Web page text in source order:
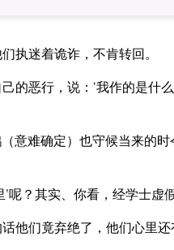
执迷着诡诈，不肯转回。
恶行，说：‘我作的是什
意难确定）也守候当来的
呢？其实、你看，经学士虚
他们竟弃绝了，他们心里还